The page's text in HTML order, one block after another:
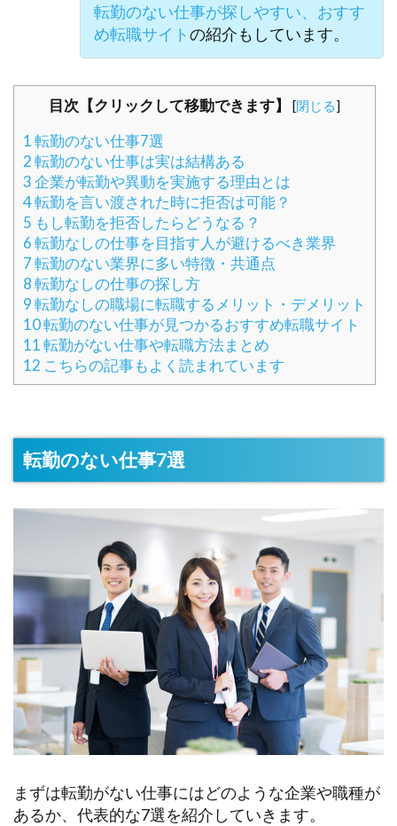
転勤のない仕事が探しやすい、おすす
め転職サイトの紹介もしています。
目次【クリックして移動できます】 [閉じる]
1転勤のない仕事7選
2転勤のない仕事は実は結構ある
3企業が転勤や異動を実施する理由とは
4転勤を言い渡された時に拒否は可能？
5 もし転勤を拒否したらどうなる？
6転勤なしの仕事を目指す人が避けるべき業界
7転勤のない業界に多い特徴・共通点
8転勤なしの仕事の探し方
9転勤なしの職場に転職するメリット・デメリット
10転勤のない仕事が見つかるおすすめ転職サイト
11転勤がない仕事や転職方法まとめ
12 こちらの記事もよく読まれています
転勤のない仕事7選
まずは転勤がない仕事にはどのような企業や職種が
あるか、代表的な7選を紹介していきます。